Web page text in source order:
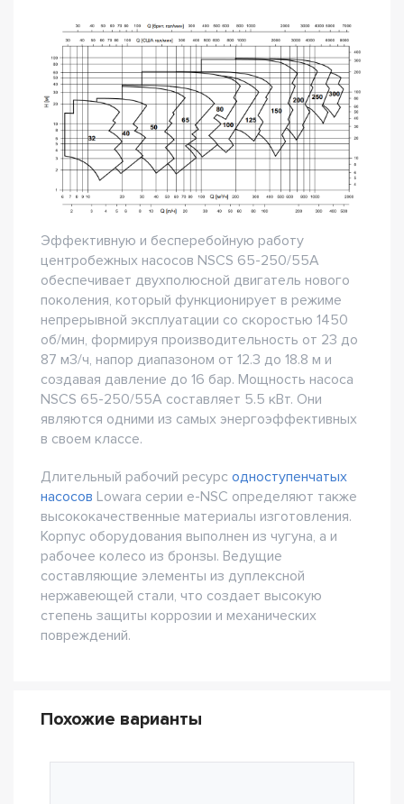
Эффективную и бесперебойную работу
центробежных насосов NSCS 65-250/55A
обеспечивает двухполюсной двигатель нового
поколения, который функционирует в режиме
непрерывной эксплуатации со скоростью 1450
об/мин, формируя производительность от 23 до
87 м3/ч, напор диапазоном от 12.3 до 18.8 м и
создавая давление до 16 бар. Мощность насоса
NSCS 65-250/55A составляет 5.5 кВт. Они
являются одними из самых энергоэффективных
в своем классе.
Длительный рабочий ресурс одноступенчатых
насосов Lowara серии e-NSC определяют также
высококачественные материалы изготовления.
Корпус оборудования выполнен из чугуна, а и
рабочее колесо из бронзы. Ведущие
составляющие элементы из дуплексной
нержавеющей стали, что создает высокую
степень защиты коррозии и механических
повреждений.
Похожие варианты